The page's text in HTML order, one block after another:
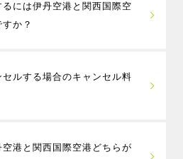
には伊丹空港と関西国際空
か？
約25分～35分（730円）で行
阪駅まで1,170円）で行けま
ルする場合のキャンセル料
して、支払ったキャンセル料
港と関西国際空港どちらが